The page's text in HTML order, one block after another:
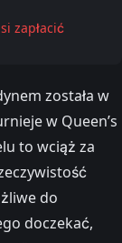
zapłacić
została w
w Queen’s
to wciąż za
do
doczekać,